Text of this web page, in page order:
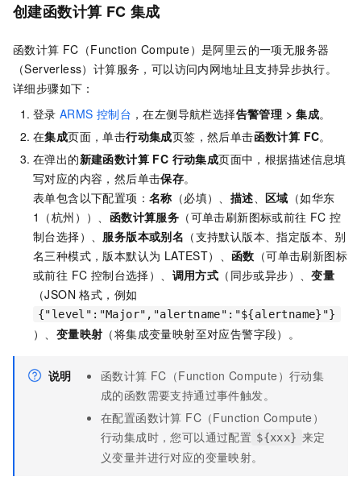
创建函数计算 FC 集成
函数计算 FC（Function Compute）是阿里云的一项无服务器
（Serverless）计算服务，可以访问内网地址且支持异步执行。
详细步骤如下：
登录 ARMS 控制台 ，在左侧导航栏选择告警管理 >集成。
在集成页面，单击行动集成页签，然后单击函数计算 FC。
在弹出的新建函数计算 FC 行动集成页面中，根据描述信息填
写对应的内容，然后单击保存。
表单包含以下配置项： 名称 （必填）、 描述 、区域 （如华东
1（杭州））、 函数计算服务 （可单击刷新图标或前往 FC 控
制台选择）、 服务版本或别名 （支持默认版本、指定版本、别
名三种模式，版本默认为 LATEST）、 函数 （可单击刷新图标
或前往 FC 控制台选择）、 调用方式 （同步或异步）、变量
（JSON 格式，例如
{"level":"Major","alertname":"${alertname}"}
）、 变量映射 （将集成变量映射至对应告警字段）。
说明 函数计算 FC（Function Compute）行动集
成的函数需要支持通过事件触发。
在配置函数计算 FC（Function Compute）
行动集成时，您可以通过配置 ${xxx} 来定
义变量并进行对应的变量映射。